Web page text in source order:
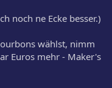
noch ne Ecke besser.)
wählst, nimm
Euros mehr - Maker's